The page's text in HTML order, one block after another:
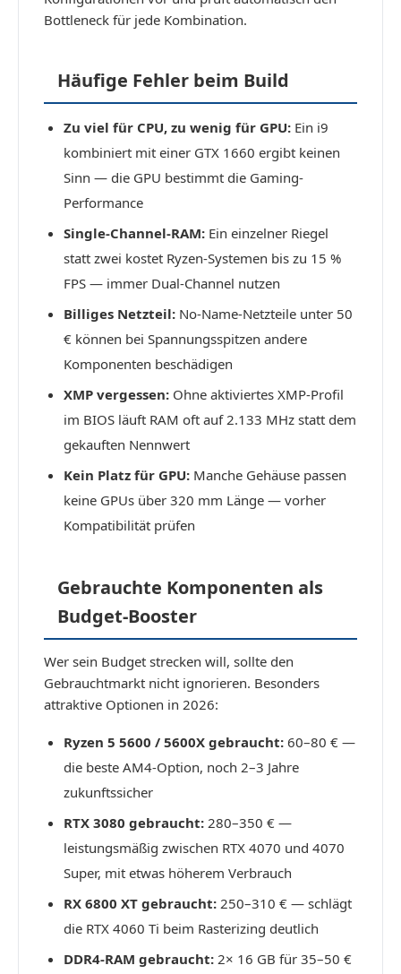
Bottleneck für jede Kombination.
Häufige Fehler beim Build
Zu viel für CPU, zu wenig für GPU: Ein i9
kombiniert mit einer GTX 1660 ergibt keinen
Sinn — die GPU bestimmt die Gaming-
Performance
Single-Channel-RAM: Ein einzelner Riegel
statt zwei kostet Ryzen-Systemen bis zu 15 %
FPS — immer Dual-Channel nutzen
Billiges Netzteil: No-Name-Netzteile unter 50
€ können bei Spannungsspitzen andere
Komponenten beschädigen
XMP vergessen: Ohne aktiviertes XMP-Profil
im BIOS läuft RAM oft auf 2.133 MHz statt dem
gekauften Nennwert
Kein Platz für GPU: Manche Gehäuse passen
keine GPUs über 320 mm Länge — vorher
Kompatibilität prüfen
Gebrauchte Komponenten als
Budget-Booster
Wer sein Budget strecken will, sollte den
Gebrauchtmarkt nicht ignorieren. Besonders
attraktive Optionen in 2026:
Ryzen 5 5600 / 5600X gebraucht: 60–80 € —
die beste AM4-Option, noch 2–3 Jahre
zukunftssicher
RTX 3080 gebraucht: 280–350 € —
leistungsmäßig zwischen RTX 4070 und 4070
Super, mit etwas höherem Verbrauch
RX 6800 XT gebraucht: 250–310 € — schlägt
die RTX 4060 Ti beim Rasterizing deutlich
DDR4-RAM gebraucht: 2× 16 GB für 35–50 €